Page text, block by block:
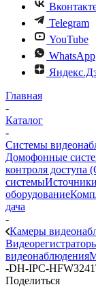
Telegram
YouTube
WhatsApp
Главная
-
Каталог
-
Системы
Домофонные
контроля доступа
системы
оборудование
дача
-
Камеры
видеонаблюдения
-DH-IPC-
Поделиться